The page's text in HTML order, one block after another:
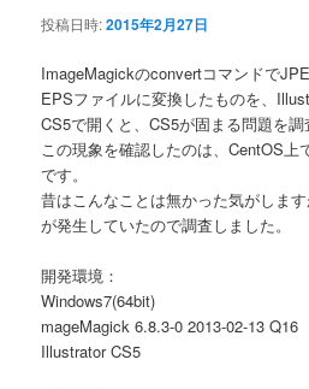
投稿日時:2015年2月27日
ImageMagickのconvertコマンドで
EPSファイルに変換したものを、
CS5で開くと、CS5が固まる問題を調
この現象を確認したのは、CentOS上
です。
昔はこんなことは無かった気がしま
が発生していたので調査しました。
開発環境：
Windows7(64bit)
mageMagick 6.8.3-0 2013-02-13 Q16
Illustrator CS5